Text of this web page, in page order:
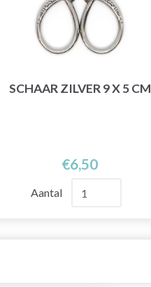
SCHAAR ZILVER 9 X 5 CM
€6,50
Aantal